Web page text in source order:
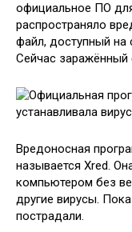
официальное ПО
распространяло
файл, доступный на
Сейчас заражённый
Вредоносная
называется Xred.
компьютером без
другие вирусы.
пострадали.